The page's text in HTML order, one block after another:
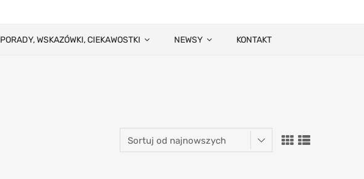
PORADY, WSKAZÓWKI, CIEKAWOSTKI NEWSY KONTAKT